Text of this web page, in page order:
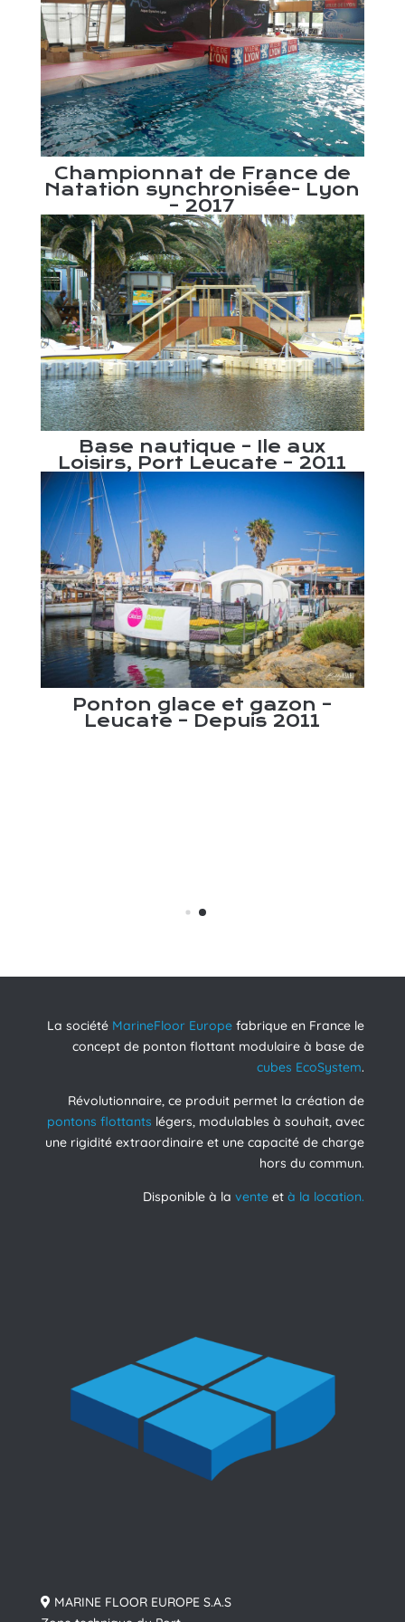
Championnat de France de
Natation synchronisée- Lyon
– 2017
Base nautique – Ile aux
Loisirs, Port Leucate – 2011
Ponton glace et gazon –
Leucate – Depuis 2011
La société MarineFloor Europe fabrique en France le
concept de ponton flottant modulaire à base de
cubes EcoSystem.
Révolutionnaire, ce produit permet la création de
pontons flottants légers, modulables à souhait, avec
une rigidité extraordinaire et une capacité de charge
hors du commun.
Disponible à lavente età la location.
MARINE FLOOR EUROPE S.A.S